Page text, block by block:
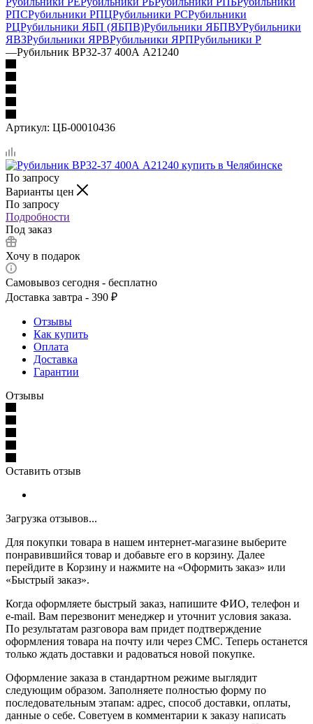
РПСРубильники РПЦРубильники РСРубильники
РЦРубильники ЯБП (ЯБПВ)Рубильники ЯБПВУРубильники
ЯВЗРубильники ЯРВРубильники ЯРПРубильники Р
—Рубильник ВР32-37 400А А21240
Артикул: ЦБ-00010436
По запросу
Варианты цен
По запросу
Подробности
Под заказ
Хочу в подарок
Самовывоз сегодня - бесплатно
Доставка завтра - 390 ₽
Отзывы
Как купить
Оплата
Доставка
Гарантии
Отзывы
Оставить отзыв
Загрузка отзывов...
Для покупки товара в нашем интернет-магазине выберите
понравившийся товар и добавьте его в корзину. Далее
перейдите в Корзину и нажмите на «Оформить заказ» или
«Быстрый заказ».
Когда оформляете быстрый заказ, напишите ФИО, телефон и
e-mail. Вам перезвонит менеджер и уточнит условия заказа.
По результатам разговора вам придет подтверждение
оформления товара на почту или через СМС. Теперь останется
только ждать доставки и радоваться новой покупке.
Оформление заказа в стандартном режиме выглядит
следующим образом. Заполняете полностью форму по
последовательным этапам: адрес, способ доставки, оплаты,
данные о себе. Советуем в комментарии к заказу написать